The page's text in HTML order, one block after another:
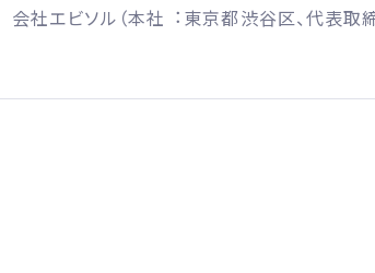
会社エビソル（本社︓東京都渋⾕区、代表取